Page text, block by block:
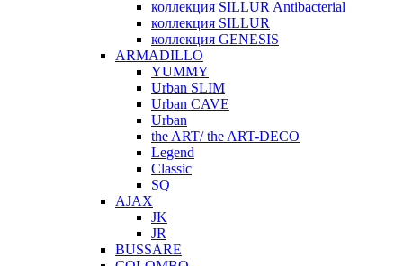
коллекция SILLUR Antibacterial
коллекция SILLUR
коллекция GENESIS
ARMADILLO
YUMMY
Urban SLIM
Urban CAVE
Urban
the ART/ the ART-DECO
Legend
Classic
SQ
AJAX
JK
JR
BUSSARE